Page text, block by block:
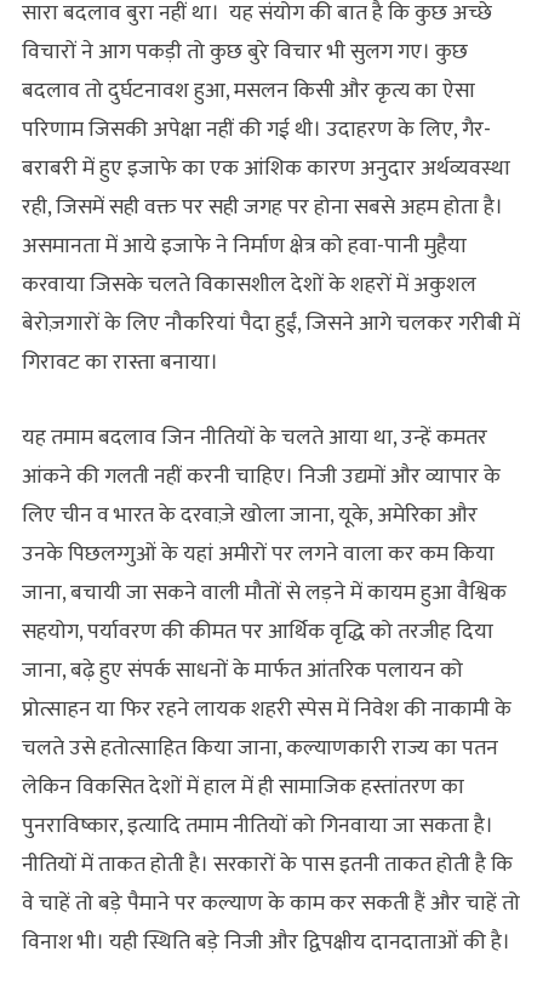
सारा बदलाव बुरा नहीं था। यह संयोग की बात है कि कुछ अच्छे
विचारों ने आग पकड़ी तो कुछ बुरे विचार भी सुलग गए। कुछ
बदलाव तो दुर्घटनावश हुआ, मसलन किसी और कृत्य का ऐसा
परिणाम जिसकी अपेक्षा नहीं की गई थी। उदाहरण के लिए, गैर-
बराबरी में हुए इजाफे का एक आंशिक कारण अनुदार अर्थव्यवस्था
रही, जिसमें सही वक्त पर सही जगह पर होना सबसे अहम होता है।
असमानता में आये इजाफे ने निर्माण क्षेत्र को हवा-पानी मुहैया
करवाया जिसके चलते विकासशील देशों के शहरों में अकुशल
बेरोज़गारों के लिए नौकरियां पैदा हुईं, जिसने आगे चलकर गरीबी में
गिरावट का रास्ता बनाया।
यह तमाम बदलाव जिन नीतियों के चलते आया था, उन्हें कमतर
आंकने की गलती नहीं करनी चाहिए। निजी उद्यमों और व्यापार के
लिए चीन व भारत के दरवाज़े खोला जाना, यूके, अमेरिका और
उनके पिछलग्गुओं के यहां अमीरों पर लगने वाला कर कम किया
जाना, बचायी जा सकने वाली मौतों से लड़ने में कायम हुआ वैश्विक
सहयोग, पर्यावरण की कीमत पर आर्थिक वृद्धि को तरजीह दिया
जाना, बढ़े हुए संपर्क साधनों के मार्फत आंतरिक पलायन को
प्रोत्साहन या फिर रहने लायक शहरी स्पेस में निवेश की नाकामी के
चलते उसे हतोत्साहित किया जाना, कल्याणकारी राज्य का पतन
लेकिन विकसित देशों में हाल में ही सामाजिक हस्तांतरण का
पुनराविष्कार, इत्यादि तमाम नीतियों को गिनवाया जा सकता है।
नीतियों में ताकत होती है। सरकारों के पास इतनी ताकत होती है कि
वे चाहें तो बड़े पैमाने पर कल्याण के काम कर सकती हैं और चाहें तो
विनाश भी। यही स्थिति बड़े निजी और द्विपक्षीय दानदाताओं की है।